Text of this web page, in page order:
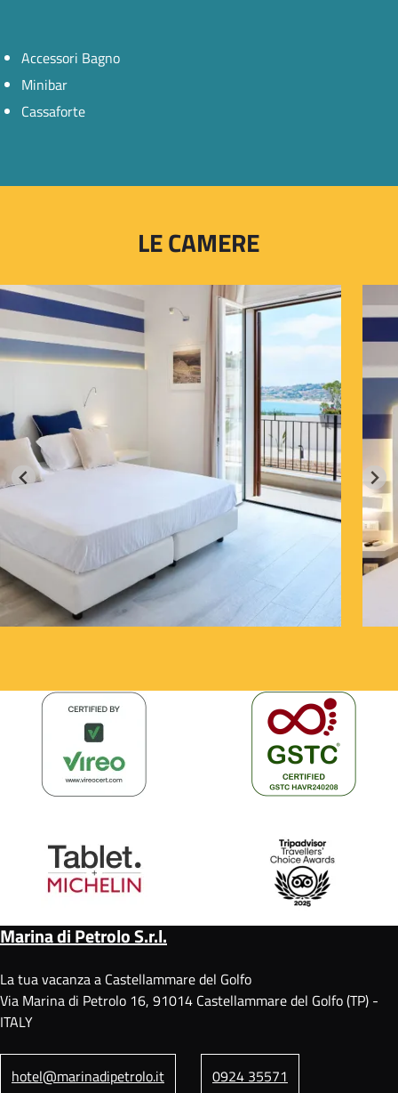
Accessori Bagno
Minibar
Cassaforte
LE CAMERE
Marina di Petrolo S.r.l.
La tua vacanza a Castellammare del Golfo
Via Marina di Petrolo 16, 91014 Castellammare del Golfo (TP) -
ITALY
hotel@marinadipetrolo.it 0924 35571